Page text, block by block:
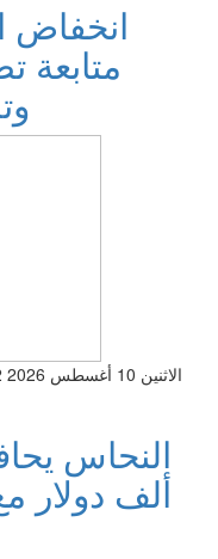
انخفاض
الاثنين 10 أغسطس 2026 09:42 مساءً
ألف دولار